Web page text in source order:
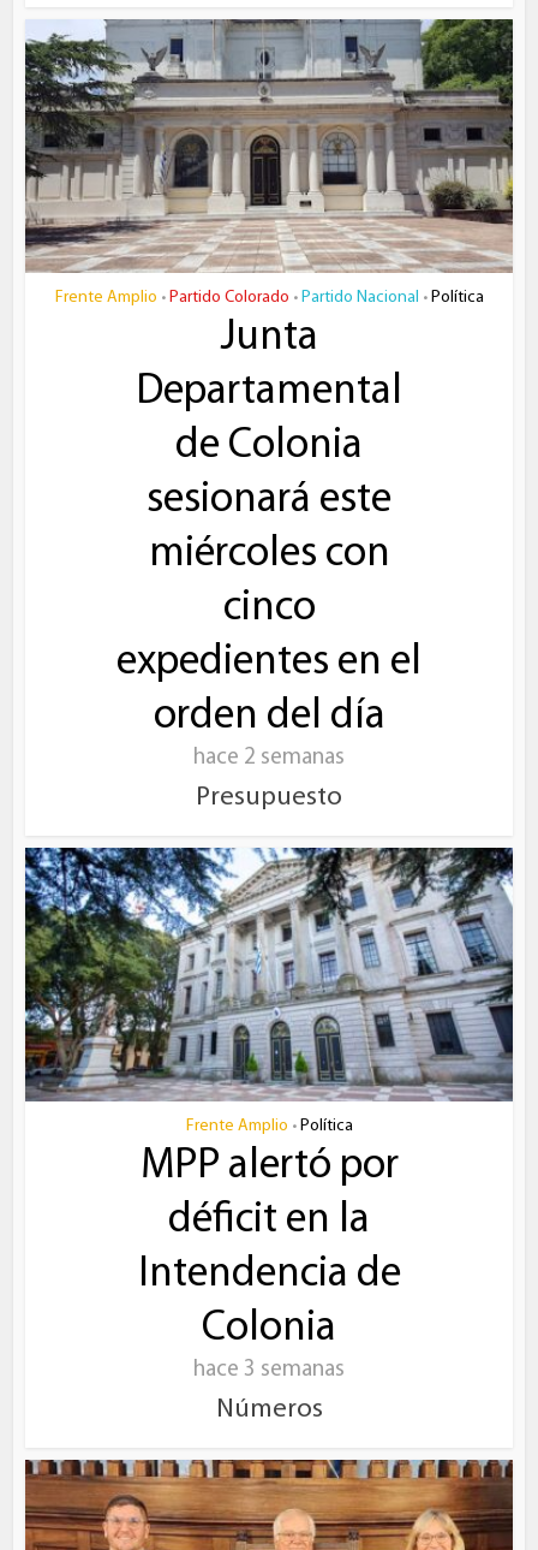
Frente Amplio • Partido Colorado • Partido Nacional • Política
Junta
Departamental
de Colonia
sesionará este
miércoles con
cinco
expedientes en el
orden del día
hace 2 semanas
Presupuesto
Frente Amplio • Política
MPP alertó por
déficit en la
Intendencia de
Colonia
hace 3 semanas
Números